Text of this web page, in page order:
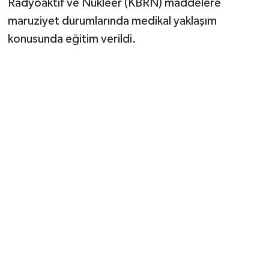
Radyoaktif ve Nükleer (KBRN) maddelere
maruziyet durumlarında medikal yaklaşım
konusunda eğitim verildi.